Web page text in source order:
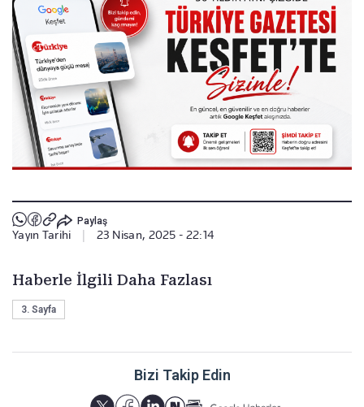
Paylaş
Yayın Tarihi 23 Nisan, 2025 - 22:14
Haberle İlgili Daha Fazlası
3. Sayfa
Bizi Takip Edin